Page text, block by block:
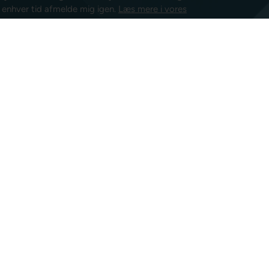
tid afmelde mig igen. Læs mere i vores
post